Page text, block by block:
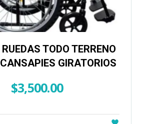
TODO TERRENO
GIRATORIOS
$3,500.00